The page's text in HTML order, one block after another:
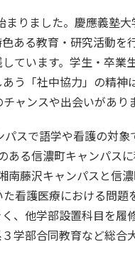
りました。慶應義塾
ある教育・研究活動を
ています。学生・卒業
う「社中協力」の精
ャンスや出会いがあり
スで語学や看護の対
る信濃町キャンパス
藤沢キャンパスと信
看護医療における問
、他学部設置科目を履
学部合同教育など総